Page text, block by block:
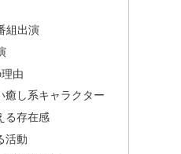
組出演
由
癒し系キャラクター
る存在感
活動